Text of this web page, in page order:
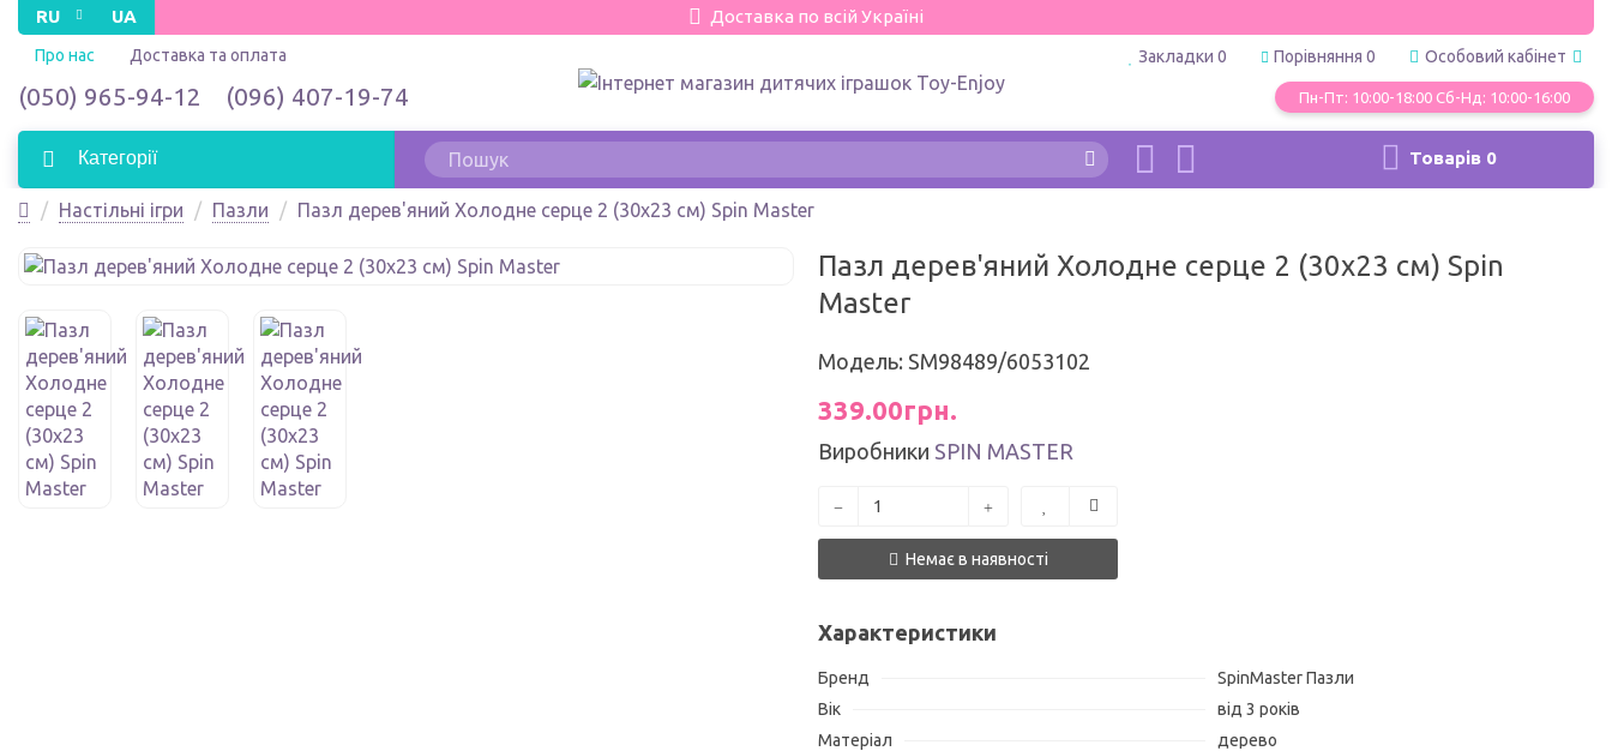
Доставка по всій Україні
RU UA
Про нас Доставка та оплата
(050) 965-94-12 (096) 407-19-74
Закладки 0 Порівняння 0 Особовий кабінет
Пн-Пт: 10:00-18:00 Сб-Нд: 10:00-16:00
Категорії Товарів 0
Настільні ігри Пазли Пазл дерев'яний Холодне серце 2 (30х23 см) Spin Master
Пазл дерев'яний Холодне серце 2 (30х23 см) Spin
Master
Модель: SM98489/6053102
339.00грн.
Виробники SPIN MASTER
Немає в наявності
Характеристики
Бренд
SpinMaster Пазли
Вік
від 3 років
Матеріал
дерево